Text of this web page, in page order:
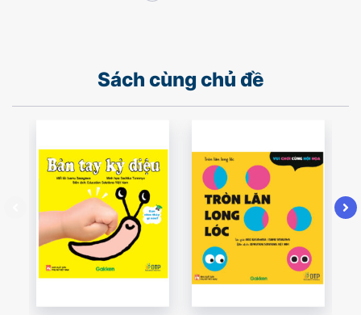
Sách cùng chủ đề